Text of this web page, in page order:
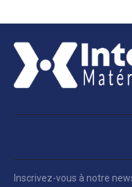
Inscrivez-vous à notre